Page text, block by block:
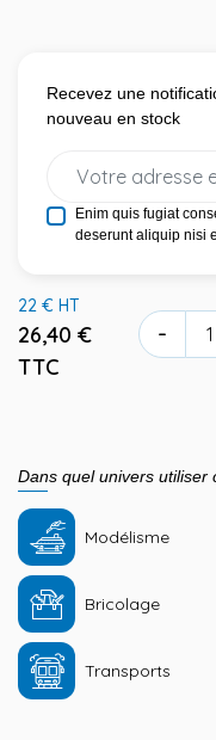
Recevez une
nouveau en stock
Enim quis fugiat
deserunt aliquip nisi
22 € HT
26,40 €
TTC
-
Dans quel univers utiliser
Modélisme
Bricolage
Transports